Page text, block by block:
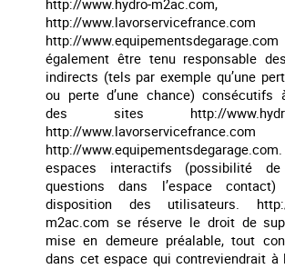
http://www.hydro-m2ac.com,
http://
http://
également être tenu responsable
indirects (tels par exemple qu’une
ou perte d’une chance) consécutifs
des sites http://www.hydro-
http://
http://
espaces interactifs (possibilité
questions dans l’espace
disposition des utilisateurs. http://
m2ac.com se réserve le droit de
mise en demeure préalable, tout
dans cet espace qui contreviendrait